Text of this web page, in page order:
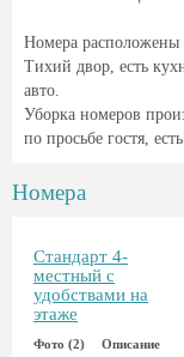
Номера расположены
Тихий двор, есть
авто.
Уборка номеров
по просьбе гостя,
Номера
Стандарт 4-
местный с
удобствами на
этаже
Фото (2) Описание